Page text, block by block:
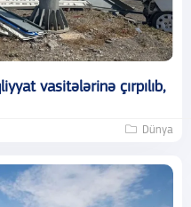
vasitələrinə çırpılıb,
Dünya